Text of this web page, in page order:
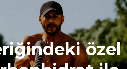
özel